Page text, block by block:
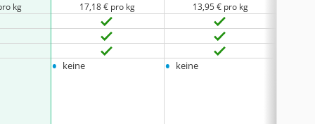
kg 17,18 € pro kg 13,95 € pro kg
• keine • keine